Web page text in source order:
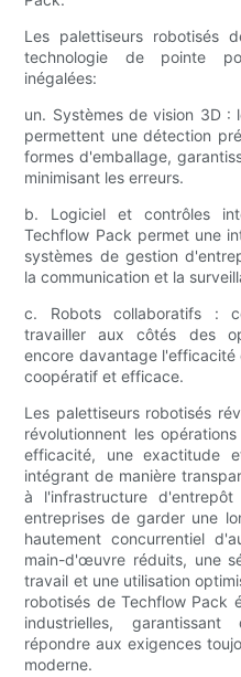
Les palettiseurs robotisés
technologie de pointe
inégalées:
un. Systèmes de vision 3D :
permettent une détection
formes d'emballage,
minimisant les erreurs.
b. Logiciel et contrôles
Techflow Pack permet une
systèmes de gestion
la communication et la
c. Robots collaboratifs :
travailler aux côtés des
encore davantage
coopératif et efficace.
Les palettiseurs robotisés
révolutionnent les
efficacité, une exactitude
intégrant de manière
à l'infrastructure
entreprises de garder une
hautement concurrentiel
main-d'œuvre réduits, une
travail et une utilisation
robotisés de Techflow Pack
industrielles,
répondre aux exigences
moderne.